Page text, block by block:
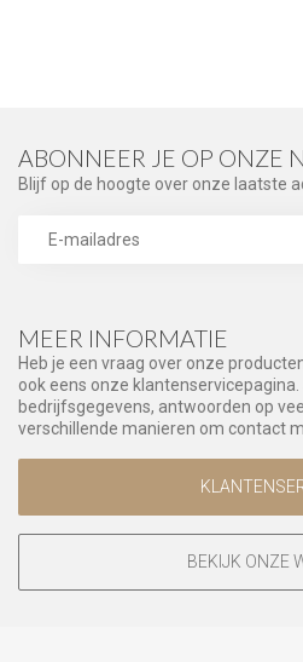
MEER INFORMATIE
Heb je een vraag over onze
ook eens onze
bedrijfsgegevens, antwoorden op
verschillende manieren om contact
BEKIJK ONZE
ABONNEER JE OP ONZE
Blijf op de hoogte over onze laatste